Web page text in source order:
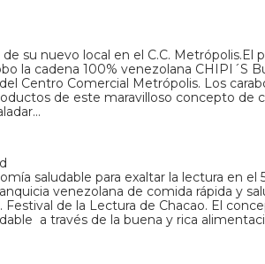
su nuevo local en el C.C. Metrópolis.El
la cadena 100% venezolana CHIPI´S
Centro Comercial Metrópolis. Los
de este maravilloso concepto de
saludable para exaltar la lectura en el
venezolana de comida rápida y
Festival de la Lectura de Chacao. El
a través de la buena y rica